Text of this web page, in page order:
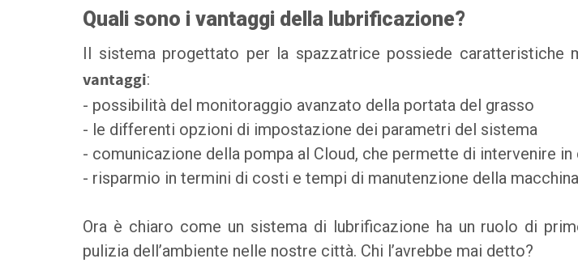
Quali sono i vantaggi della lubrificazione?
Il sistema progettato per la spazzatrice possiede caratteristiche
vantaggi:
- possibilità del monitoraggio avanzato della portata del grasso
- le differenti opzioni di impostazione dei parametri del sistema
- comunicazione della pompa al Cloud, che permette di intervenire in
- risparmio in termini di costi e tempi di manutenzione della
Ora è chiaro come un sistema di lubrificazione ha un ruolo di
pulizia dell’ambiente nelle nostre città. Chi l’avrebbe mai detto?